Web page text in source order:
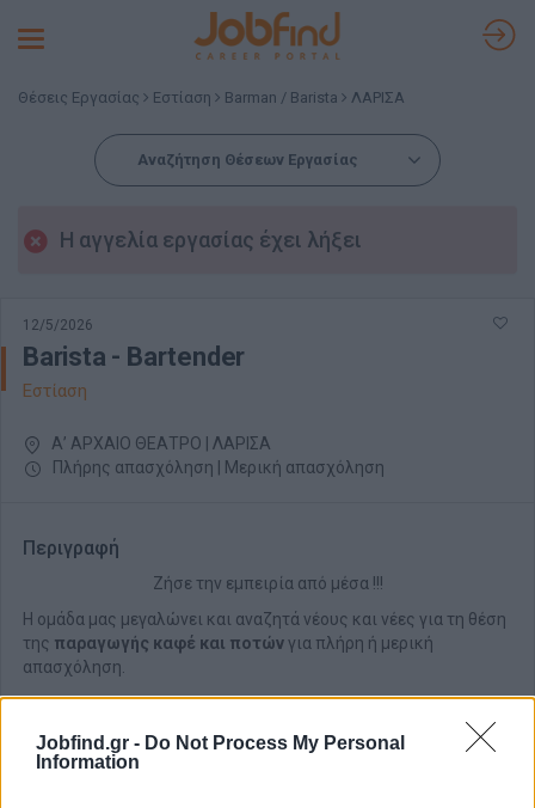
Jobfind.gr - Do Not Process My Personal
Information
Toggle
Θέσεις Εργασίας Εστίαση Barman / Barista ΛΑΡΙΣΑ
Αναζήτηση Θέσεων Εργασίας
Η αγγελία εργασίας έχει λήξει
12/5/2026
Barista - Bartender
Εστίαση
Α’ ΑΡΧΑΙΟ ΘΕΑΤΡΟ | ΛΑΡΙΣΑ
Πλήρης απασχόληση | Μερική απασχόληση
Περιγραφή
Ζήσε την εμπειρία από μέσα !!!
Η ομάδα μας μεγαλώνει και αναζητά νέους και νέες για τη θέση
της παραγωγής καφέ και ποτώνγια πλήρη ή μερική
απασχόληση.